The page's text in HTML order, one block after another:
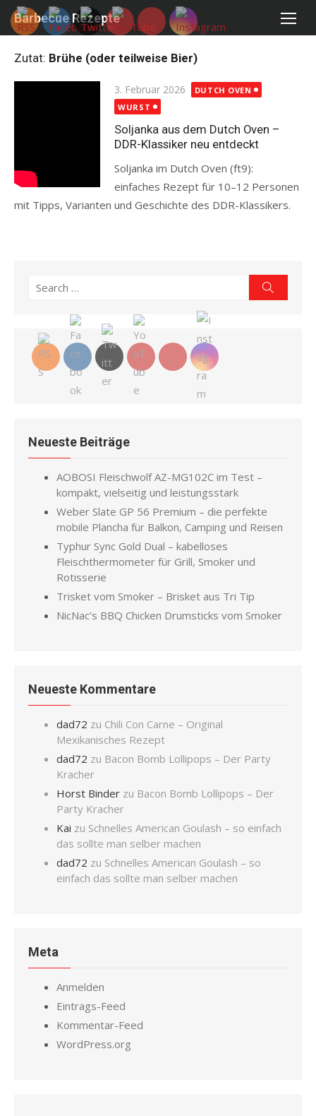
Skip
Barbecue Rezepte
Zutat: Brühe (oder teilweise Bier)
Posted
on
3. Februar 2026
DUTCH OVEN
WURST
Soljanka aus dem Dutch Oven –
DDR-Klassiker neu entdeckt
Soljanka im Dutch Oven (ft9):
einfaches Rezept für 10–12 Personen
mit Tipps, Varianten und Geschichte des DDR-Klassikers.
Search
Neueste Beiträge
AOBOSI Fleischwolf AZ-MG102C im Test –
kompakt, vielseitig und leistungsstark
Weber Slate GP 56 Premium – die perfekte
mobile Plancha für Balkon, Camping und Reisen
Typhur Sync Gold Dual – kabelloses
Fleischthermometer für Grill, Smoker und
Rotisserie
Trisket vom Smoker – Brisket aus Tri Tip
NicNac’s BBQ Chicken Drumsticks vom Smoker
Neueste Kommentare
dad72 zu Chili Con Carne – Original
Mexikanisches Rezept
dad72 zu Bacon Bomb Lollipops – Der Party
Kracher
Horst Binder zu Bacon Bomb Lollipops – Der
Party Kracher
Kai zu Schnelles American Goulash – so einfach
das sollte man selber machen
dad72 zu Schnelles American Goulash – so
einfach das sollte man selber machen
Meta
Anmelden
Eintrags-Feed
Kommentar-Feed
WordPress.org